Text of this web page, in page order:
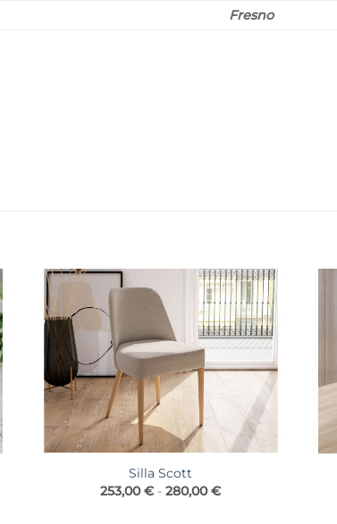
Fresno
Silla Scott
253,00€ - 280,00€Rango